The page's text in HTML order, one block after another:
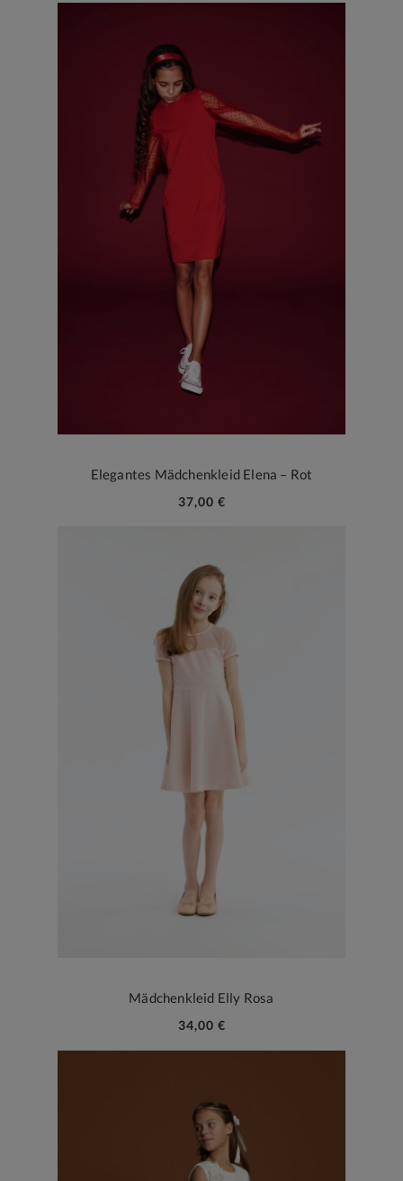
Elegantes Mädchenkleid Elena – Rot
37,00 €
Mädchenkleid Elly Rosa
34,00 €